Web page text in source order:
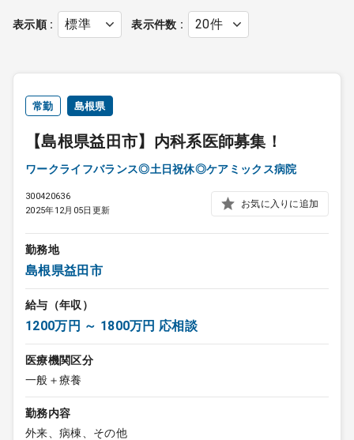
クリニック開業
採用をお考えの医療機関の方
表示順 表示件数
常勤 島根県
【島根県益田市】内科系医師募集！
ワークライフバランス◎土日祝休◎ケアミックス病院
300420636
2025年12月05日更新
お気に入りに追加
勤務地
島根県益田市
給与（年収）
1200万円 ～ 1800万円 応相談
医療機関区分
一般＋療養
勤務内容
外来、病棟、その他